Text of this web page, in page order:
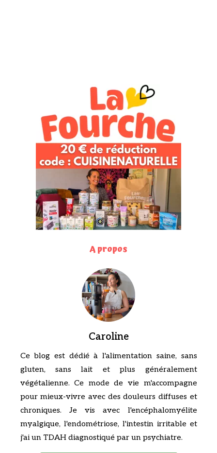
A propos
Caroline
Ce blog est dédié à l'alimentation saine, sans
gluten, sans lait et plus généralement
végétalienne. Ce mode de vie m'accompagne
pour mieux-vivre avec des douleurs diffuses et
chroniques. Je vis avec l'encéphalomyélite
myalgique, l'endométriose, l'intestin irritable et
j'ai un TDAH diagnostiqué par un psychiatre.